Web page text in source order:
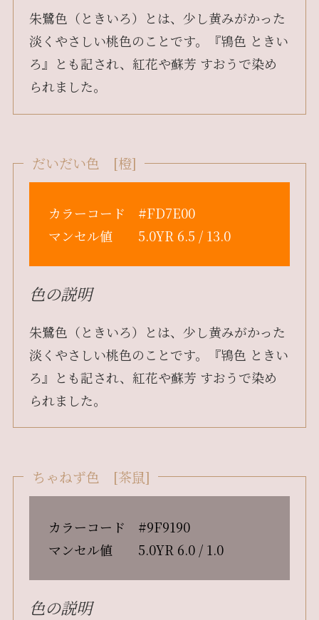
朱鷺色（ときいろ）とは、少し黄みがかった
淡くやさしい桃色のことです。『鴇色 ときい
ろ』とも記され、紅花や蘇芳 すおうで染め
られました。
だいだい色 [橙]
カラーコード #FD7E00
マンセル値 5.0YR 6.5 / 13.0
色の説明
朱鷺色（ときいろ）とは、少し黄みがかった
淡くやさしい桃色のことです。『鴇色 ときい
ろ』とも記され、紅花や蘇芳 すおうで染め
られました。
ちゃねず色 [茶鼠]
カラーコード #9F9190
マンセル値 5.0YR 6.0 / 1.0
色の説明